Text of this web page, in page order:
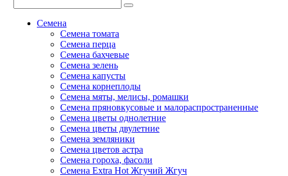
Семена
Семена томата
Семена перца
Семена бахчевые
Семена зелень
Семена капусты
Семена корнеплоды
Семена мяты, мелисы, ромашки
Семена пряновкусовые и малораспространенные
Семена цветы однолетние
Семена цветы двулетние
Семена земляники
Семена цветов астра
Семена гороха, фасоли
Семена Extra Hot Жгучий Жгуч